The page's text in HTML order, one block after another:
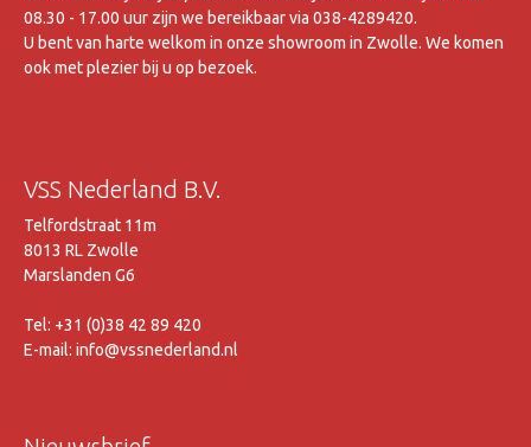
08.30 - 17.00 uur zijn we bereikbaar via 038-4289420.
U bent van harte welkom in onze showroom in Zwolle. We komen
ook met plezier bij u op bezoek.
VSS Nederland B.V.
Telfordstraat 11m
8013 RL Zwolle
Marslanden G6
Tel: +31 (0)38 42 89 420
E-mail: info@vssnederland.nl